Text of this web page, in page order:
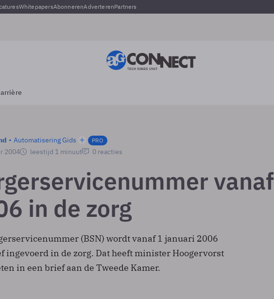
WhitepapersAbonnerenAdverterenPartners
Automatisering Gids PRO
2004 leestijd 1 minuut 0 reacties
vanaf
in de zorg
(BSN) wordt vanaf 1 januari 2006
ingevoerd in de zorg. Dat heeft minister Hoogervorst
in een brief aan de Tweede Kamer.